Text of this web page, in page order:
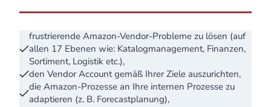
Zudem unterstützen wir Sie dabei:
frustrierende Amazon-Vendor-Probleme zu lösen (auf
allen 17 Ebenen wie: Katalogmanagement, Finanzen,
Sortiment, Logistik etc.),
den Vendor Account gemäß Ihrer Ziele auszurichten,
die Amazon-Prozesse an Ihre internen Prozesse zu
adaptieren (z. B. Forecastplanung),